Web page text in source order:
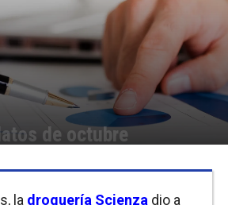
de octubre
la droguería Scienza dio a